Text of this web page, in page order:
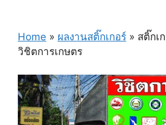
Home » ผลงานสติ๊กเกอร์ » สติ๊กเ
วิชิตการเกษตร